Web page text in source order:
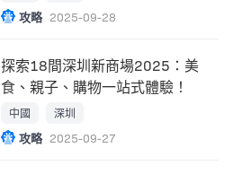
攻略 2025-09-28
探索18間深圳新商場2025：美
食、親子、購物一站式體驗！
中國 深圳
攻略 2025-09-27